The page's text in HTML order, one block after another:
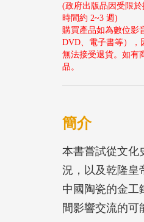
(政府出版品因受限
時間約 2~3 週)
購買產品如為數位影
DVD、電子書等），
無法接受退貨。如有
品。
簡介
本書嘗試從文化
況，以及乾隆皇
中國陶瓷的金工
間影響交流的可